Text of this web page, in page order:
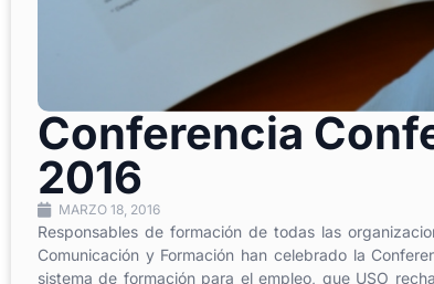
Conferencia
2016
MARZO 18, 2016
Responsables de formación de todas las
Comunicación y Formación han celebrado la
sistema de formación para el empleo, que USO